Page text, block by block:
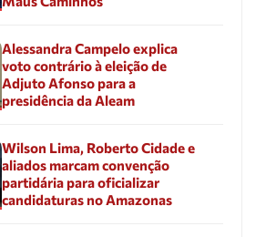
Alessandra Campelo explica
voto contrário à eleição de
Adjuto Afonso para a
presidência da Aleam
Wilson Lima, Roberto Cidade e
aliados marcam convenção
partidária para oficializar
candidaturas no Amazonas